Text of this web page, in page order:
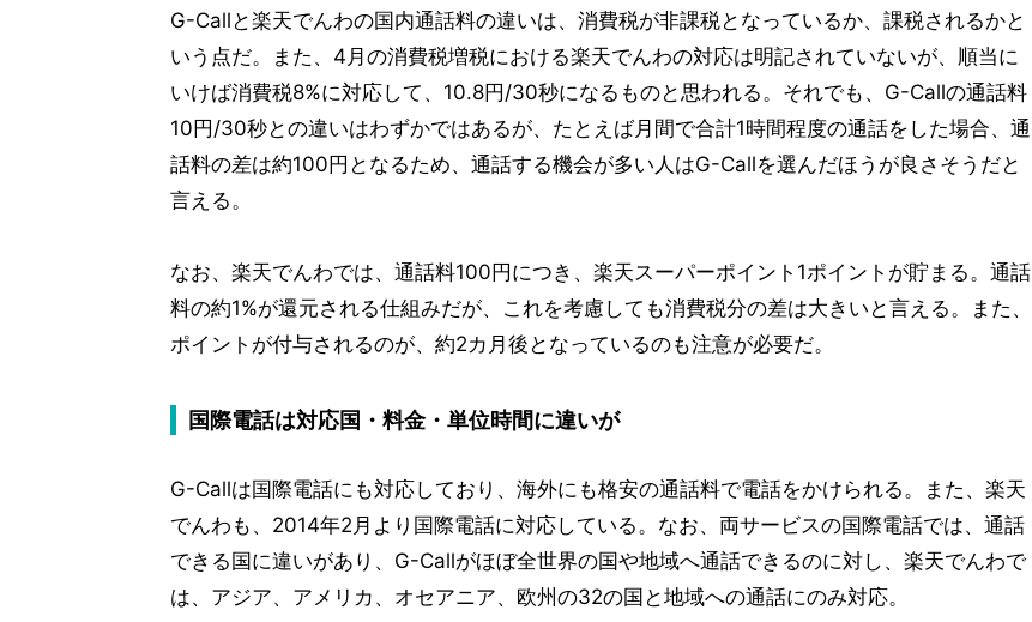
G-Callと楽天でんわの国内通話料の違いは、消費税が非課税となっているか、課税されるかと
いう点だ。また、4月の消費税増税における楽天でんわの対応は明記されていないが、順当に
いけば消費税8%に対応して、10.8円/30秒になるものと思われる。それでも、G-Callの通話料
10円/30秒との違いはわずかではあるが、たとえば月間で合計1時間程度の通話をした場合、通
話料の差は約100円となるため、通話する機会が多い人はG-Callを選んだほうが良さそうだと
言える。
なお、楽天でんわでは、通話料100円につき、楽天スーパーポイント1ポイントが貯まる。通話
料の約1%が還元される仕組みだが、これを考慮しても消費税分の差は大きいと言える。また、
ポイントが付与されるのが、約2カ月後となっているのも注意が必要だ。
国際電話は対応国・料金・単位時間に違いが
G-Callは国際電話にも対応しており、海外にも格安の通話料で電話をかけられる。また、楽天
でんわも、2014年2月より国際電話に対応している。なお、両サービスの国際電話では、通話
できる国に違いがあり、G-Callがほぼ全世界の国や地域へ通話できるのに対し、楽天でんわで
は、アジア、アメリカ、オセアニア、欧州の32の国と地域への通話にのみ対応。